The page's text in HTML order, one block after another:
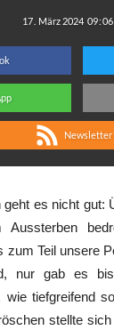
:
Newsletter
geht es nicht gut:
Aussterben
zum Teil unsere
nur gab es
wie tiefgreifend
stellte